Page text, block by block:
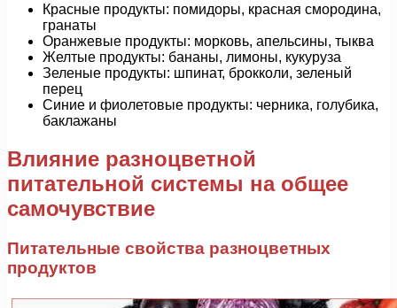
Красные продукты: помидоры, красная смородина,
гранаты
Оранжевые продукты: морковь, апельсины, тыква
Желтые продукты: бананы, лимоны, кукуруза
Зеленые продукты: шпинат, брокколи, зеленый
перец
Синие и фиолетовые продукты: черника, голубика,
баклажаны
Влияние разноцветной
питательной системы на общее
самочувствие
Питательные свойства разноцветных
продуктов